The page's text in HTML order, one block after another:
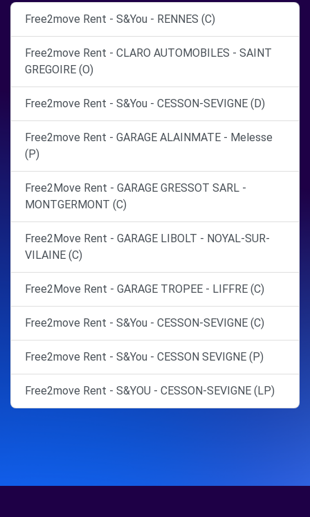
Free2move Rent - S&You - RENNES (C)
Free2move Rent - CLARO AUTOMOBILES - SAINT
GREGOIRE (O)
Free2move Rent - S&You - CESSON-SEVIGNE (D)
Free2move Rent - GARAGE ALAINMATE - Melesse
(P)
Free2Move Rent - GARAGE GRESSOT SARL -
MONTGERMONT (C)
Free2Move Rent - GARAGE LIBOLT - NOYAL-SUR-
VILAINE (C)
Free2Move Rent - GARAGE TROPEE - LIFFRE (C)
Free2move Rent - S&You - CESSON-SEVIGNE (C)
Free2move Rent - S&You - CESSON SEVIGNE (P)
Free2move Rent - S&YOU - CESSON-SEVIGNE (LP)